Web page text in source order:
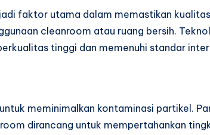
faktor utama dalam memastikan
cleanroom atau ruang bersih.
tinggi dan memenuhi standar
meminimalkan kontaminasi partikel.
dirancang untuk mempertahankan